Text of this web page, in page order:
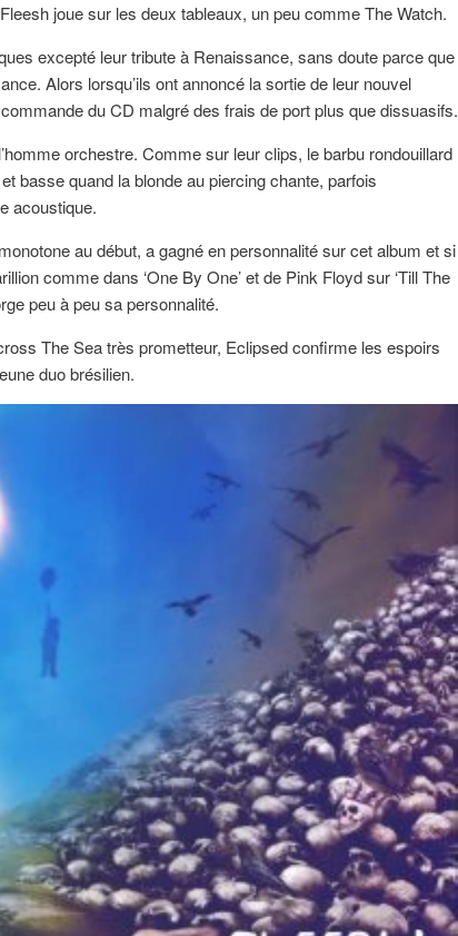
joue sur les deux tableaux, un peu comme The Watch.
excepté leur tribute à Renaissance, sans doute parce que
Alors lorsqu’ils ont annoncé la sortie de leur nouvel
du CD malgré des frais de port plus que dissuasifs.
orchestre. Comme sur leur clips, le barbu rondouillard
basse quand la blonde au piercing chante, parfois
acoustique.
au début, a gagné en personnalité sur cet album et si
comme dans ‘One By One’ et de Pink Floyd sur ‘Till The
peu à peu sa personnalité.
The Sea très prometteur, Eclipsed confirme les espoirs
duo brésilien.